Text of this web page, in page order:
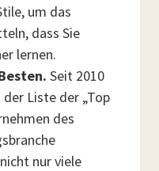
um das
dass Sie
lernen.
Seit 2010
Liste der „Top
des
nur viele